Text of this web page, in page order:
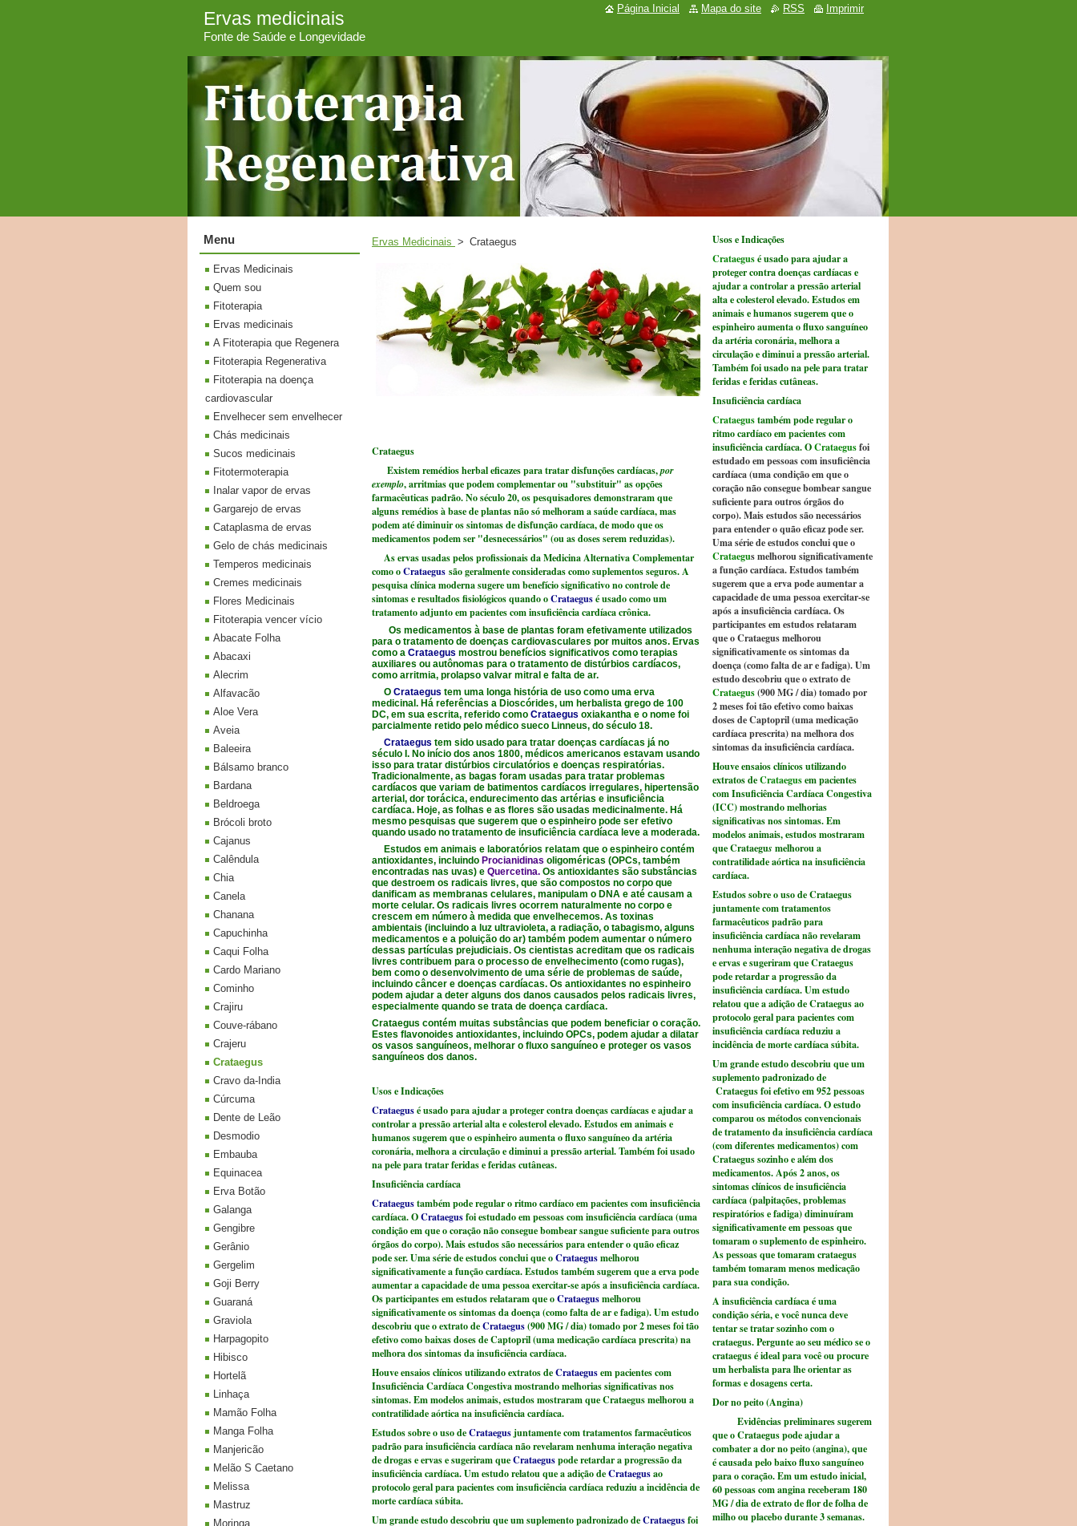
Ervas medicinais
Fonte de Saúde e Longevidade
Ervas Medicinais > Crataegus
Crataegus
Existem remédios herbal eficazes para tratar disfunções cardíacas,por
exemplo, arritmias que podem complementar ou "substituir" as opções
farmacêuticas padrão. No século 20, os pesquisadores demonstraram que
alguns remédios à base de plantas não só melhoram a saúde cardíaca, mas
podem até diminuir os sintomas de disfunção cardíaca, de modo que os
medicamentos podem ser "desnecessários" (ou as doses serem reduzidas).
As ervas usadas pelos profissionais da Medicina Alternativa Complementar
como oCrataegus são geralmente consideradas como suplementos seguros. A
pesquisa clínica moderna sugere um benefício significativo no controle de
sintomas e resultados fisiológicos quandooCrataegusé usado como um
tratamento adjunto em pacientes com insuficiência cardíaca crônica.
Os medicamentos à base de plantas foram efetivamente utilizados
para o tratamento de doenças cardiovasculares por muitos anos. Ervas
como a Crataegus mostrou benefícios significativos como terapias
auxiliares ou autônomas para o tratamento de distúrbios cardíacos,
como arritmia, prolapso valvar mitral e falta de ar.
O Crataegus tem uma longa história de uso como uma erva
medicinal. Há referências a Dioscórides, um herbalista grego de 100
DC, em sua escrita, referido como Crataegus oxiakantha e o nome foi
parcialmente retido pelo médico sueco Linneus, do século 18.
Crataegus tem sido usado para tratar doenças cardíacas já no
século I. No início dos anos 1800, médicos americanos estavam usando
isso para tratar distúrbios circulatórios e doenças respiratórias.
Tradicionalmente, as bagas foram usadas para tratar problemas
cardíacos que variam de batimentos cardíacos irregulares, hipertensão
arterial, dor torácica, endurecimento das artérias e insuficiência
cardíaca. Hoje, as folhas e as flores são usadas medicinalmente. Há
mesmo pesquisas que sugerem que o espinheiro pode ser efetivo
quando usado no tratamento de insuficiência cardíaca leve a moderada.
Estudos em animais e laboratórios relatam que o espinheiro contém
antioxidantes, incluindo Procianidinas oligoméricas (OPCs, também
encontradas nas uvas) e Quercetina. Os antioxidantes são substâncias
que destroem os radicais livres, que são compostos no corpo que
danificam as membranas celulares, manipulam o DNA e até causam a
morte celular. Os radicais livres ocorrem naturalmente no corpo e
crescem em número à medida que envelhecemos. As toxinas
ambientais (incluindo a luz ultravioleta, a radiação, o tabagismo, alguns
medicamentos e a poluição do ar) também podem aumentar o número
dessas partículas prejudiciais. Os cientistas acreditam que os radicais
livres contribuem para o processo de envelhecimento (como rugas),
bem como o desenvolvimento de uma série de problemas de saúde,
incluindo câncer e doenças cardíacas. Os antioxidantes no espinheiro
podem ajudar a deter alguns dos danos causados ​​pelos radicais livres,
especialmente quando se trata de doença cardíaca.
Crataegus contém muitas substâncias que podem beneficiar o coração.
Estes flavonoides antioxidantes, incluindo OPCs, podem ajudar a dilatar
os vasos sanguíneos, melhorar o fluxo sanguíneo e proteger os vasos
sanguíneos dos danos.
Usos e Indicações
Crataegusé usado para ajudar a proteger contra doenças cardíacas e ajudar a
controlar a pressão arterial alta e colesterol elevado. Estudos em animais e
humanos sugerem que o espinheiro aumenta o fluxo sanguíneo da artéria
coronária, melhora a circulação e diminui a pressão arterial. Também foi usado
na pele para tratar feridas e feridas cutâneas.
Insuficiência cardíaca
Crataegustambém pode regular o ritmo cardíaco em pacientes com insuficiência
cardíaca. OCrataegusfoi estudado em pessoas com insuficiência cardíaca (uma
condição em que o coração não consegue bombear sangue suficiente para outros
órgãos do corpo). Mais estudos são necessários para entender o quão eficaz
pode ser. Uma série de estudos conclui que oCrataegusmelhorou
significativamente a função cardíaca. Estudos também sugerem que a erva pode
aumentar a capacidade de uma pessoa exercitar-se após a insuficiência cardíaca.
Os participantes em estudos relataram que oCrataegusmelhorou
significativamente os sintomas da doença (como falta de ar e fadiga). Um estudo
descobriu que o extrato deCrataegus(900 MG / dia) tomado por 2 meses foi tão
efetivo como baixas doses de Captopril (uma medicação cardíaca prescrita) na
melhora dos sintomas da insuficiência cardíaca.
Houve ensaios clínicos utilizando extratos deCrataegusem pacientes com
Insuficiência Cardíaca Congestiva mostrando melhorias significativas nos
sintomas. Em modelos animais, estudos mostraram que Crataegus melhorou a
contratilidade aórtica na insuficiência cardíaca.
Estudos sobre o uso deCrataegusjuntamente com tratamentos farmacêuticos
padrão para insuficiência cardíaca não revelaram nenhuma interação negativa
de drogas e ervas e sugeriram queCrataeguspode retardar a progressão da
insuficiência cardíaca. Um estudo relatou que a adição deCrataegusao
protocolo geral para pacientes com insuficiência cardíaca reduziu a incidência de
morte cardíaca súbita.
Um grande estudo descobriu que um suplemento padronizado deCrataegusfoi
Usos e Indicações
Crataegusé usado para ajudar a
proteger contra doenças cardíacas e
ajudar a controlar a pressão arterial
alta e colesterol elevado. Estudos em
animais e humanos sugerem que o
espinheiro aumenta o fluxo sanguíneo
da artéria coronária, melhora a
circulação e diminui a pressão arterial.
Também foi usado na pele para tratar
feridas e feridas cutâneas.
Insuficiência cardíaca
Crataegustambém pode regular o
ritmo cardíaco em pacientes com
insuficiência cardíaca. OCrataegusfoi
estudado em pessoas com insuficiência
cardíaca (uma condição em que o
coração não consegue bombear sangue
suficiente para outros órgãos do
corpo). Mais estudos são necessários
para entender o quão eficaz pode ser.
Uma série de estudos conclui que o
Crataegus melhorou significativamente
a função cardíaca. Estudos também
sugerem que a erva pode aumentar a
capacidade de uma pessoa exercitar-se
após a insuficiência cardíaca. Os
participantes em estudos relataram
que o Crataegus melhorou
significativamente os sintomas da
doença (como falta de ar e fadiga). Um
estudo descobriu que o extrato de
Crataegus(900 MG / dia) tomado por
2 meses foi tão efetivo como baixas
doses de Captopril (uma medicação
cardíaca prescrita) na melhora dos
sintomas da insuficiência cardíaca.
Houve ensaios clínicos utilizando
extratos deCrataegusem pacientes
com Insuficiência Cardíaca Congestiva
(ICC) mostrando melhorias
significativas nos sintomas. Em
modelos animais, estudos mostraram
que Crataegus melhorou a
contratilidade aórtica na insuficiência
cardíaca.
Estudos sobre o uso de Crataegus
juntamente com tratamentos
farmacêuticos padrão para
insuficiência cardíaca não revelaram
nenhuma interação negativa de drogas
e ervas e sugeriram que Crataegus
pode retardar a progressão da
insuficiência cardíaca. Um estudo
relatou que a adição de Crataegus ao
protocolo geral para pacientes com
insuficiência cardíaca reduziu a
incidência de morte cardíaca súbita.
Um grande estudo descobriu que um
suplemento padronizado de
Crataegus foi efetivo em 952 pessoas
com insuficiência cardíaca. O estudo
comparou os métodos convencionais
de tratamento da insuficiência cardíaca
(com diferentes medicamentos) com
Crataegus sozinho e além dos
medicamentos. Após 2 anos, os
sintomas clínicos de insuficiência
cardíaca (palpitações, problemas
respiratórios e fadiga) diminuíram
significativamente em pessoas que
tomaram o suplemento de espinheiro.
As pessoas que tomaram crataegus
também tomaram menos medicação
para sua condição.
A insuficiência cardíaca é uma
condição séria, e você nunca deve
tentar se tratar sozinho com o
crataegus. Pergunte ao seu médico se o
crataegus é ideal para você ou procure
um herbalista para lhe orientar as
formas e dosagens certa.
Dor no peito (Angina)
Evidências preliminares sugerem
que o Crataegus pode ajudar a
combater a dor no peito (angina), que
é causada pelo baixo fluxo sanguíneo
para o coração. Em um estudo inicial,
60 pessoas com angina receberam 180
MG / dia de extrato de flor de folha de
milho ou placebo durante 3 semanas.
Menu
Ervas Medicinais
Quem sou
Fitoterapia
Ervas medicinais
A Fitoterapia que Regenera
Fitoterapia Regenerativa
Fitoterapia na doença
cardiovascular
Envelhecer sem envelhecer
Chás medicinais
Sucos medicinais
Fitotermoterapia
Inalar vapor de ervas
Gargarejo de ervas
Cataplasma de ervas
Gelo de chás medicinais
Temperos medicinais
Cremes medicinais
Flores Medicinais
Fitoterapia vencer vício
Abacate Folha
Abacaxi
Alecrim
Alfavacão
Aloe Vera
Aveia
Baleeira
Bálsamo branco
Bardana
Beldroega
Brócoli broto
Cajanus
Calêndula
Chia
Canela
Chanana
Capuchinha
Caqui Folha
Cardo Mariano
Cominho
Crajiru
Couve-rábano
Crajeru
Crataegus
Cravo da-India
Cúrcuma
Dente de Leão
Desmodio
Embauba
Equinacea
Erva Botão
Galanga
Gengibre
Gerânio
Gergelim
Goji Berry
Guaraná
Graviola
Harpagopito
Hibisco
Hortelã
Linhaça
Mamão Folha
Manga Folha
Manjericão
Melão S Caetano
Melissa
Mastruz
Moringa
Página Inicial Mapa do site RSS Imprimir